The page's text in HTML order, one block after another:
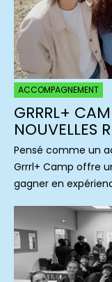
ACCOMPAGNEMENT
GRRRL+
NOUVELLES
Pensé comme un
Grrrl+ Camp offre
gagner en